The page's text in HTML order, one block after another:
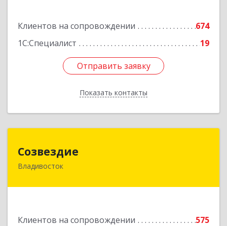
Клиентов на сопровождении
674
1С:Специалист
19
Отправить заявку
Показать контакты
Отправить заявку
Назад
Созвездие
Владивосток
Клиентов на сопровождении
575
690069, Приморский край, Владивосток г,